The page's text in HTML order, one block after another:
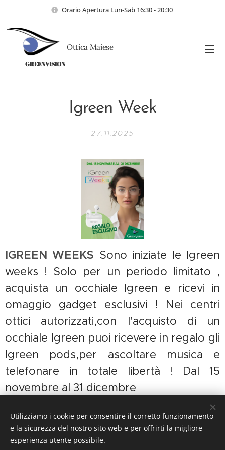
Orario Apertura Lun-Sab 16:30 - 20:30
Ottica Maiese
GREENVISION
Igreen Week
27.11.2025
IGREEN WEEKS Sono iniziate le Igreen
weeks ! Solo per un periodo limitato ,
acquista un occhiale Igreen e ricevi in
omaggio gadget esclusivi ! Nei centri
ottici autorizzati,con l'acquisto di un
occhiale Igreen puoi ricevere in regalo gli
Igreen pods,per ascoltare musica e
telefonare in totale libertà ! Dal 15
novembre al 31 dicembre
Share
Utilizziamo i cookie per consentire il corretto funzionamento
e la sicurezza del nostro sito web e per offrirti la migliore
esperienza utente possibile.